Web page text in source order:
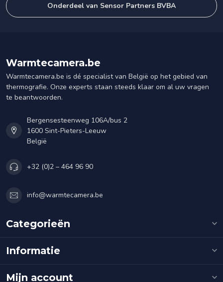
Onderdeel van Sensor Partners BVBA
Warmtecamera.be
Warmtecamera.be is dé specialist van België op het gebied van
thermografie. Onze experts staan steeds klaar om al uw vragen
te beantwoorden.
Bergensesteenweg 106A/bus 2
1600 Sint-Pieters-Leeuw
België
+32 (0)2 – 464 96 90
info@warmtecamera.be
Categorieën
Informatie
Mijn account